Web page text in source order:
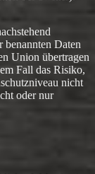
benannten Daten
Union übertragen
Fall das Risiko,
nicht
oder nur